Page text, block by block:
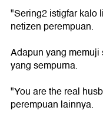
"Sering2 istigfar kalo
netizen perempuan.
Adapun yang
yang sempurna.
"You are the real
perempuan lainnya.